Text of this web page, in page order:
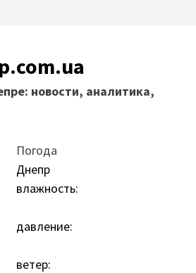
новости, аналитика,
Погода
Днепр
влажность:
давление:
ветер: